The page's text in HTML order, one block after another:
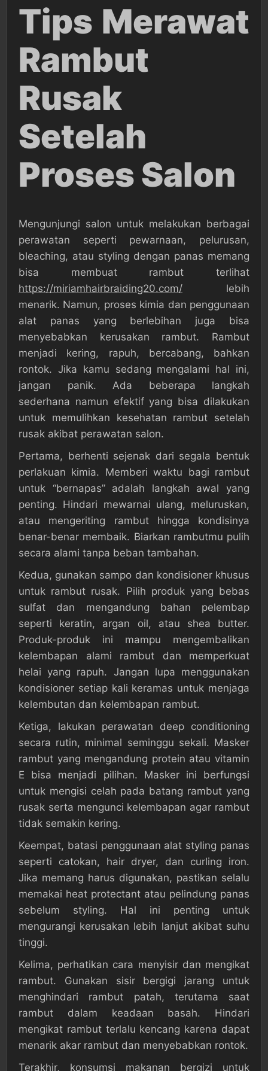
Tips Merawat
Rambut
Rusak
Setelah
Proses Salon
Mengunjungi salon untuk melakukan berbagai
perawatan seperti pewarnaan, pelurusan,
bleaching, atau styling dengan panas memang
bisa membuat rambut terlihat
https://miriamhairbraiding20.com/ lebih
menarik. Namun, proses kimia dan penggunaan
alat panas yang berlebihan juga bisa
menyebabkan kerusakan rambut. Rambut
menjadi kering, rapuh, bercabang, bahkan
rontok. Jika kamu sedang mengalami hal ini,
jangan panik. Ada beberapa langkah
sederhana namun efektif yang bisa dilakukan
untuk memulihkan kesehatan rambut setelah
rusak akibat perawatan salon.
Pertama, berhenti sejenak dari segala bentuk
perlakuan kimia. Memberi waktu bagi rambut
untuk “bernapas” adalah langkah awal yang
penting. Hindari mewarnai ulang, meluruskan,
atau mengeriting rambut hingga kondisinya
benar-benar membaik. Biarkan rambutmu pulih
secara alami tanpa beban tambahan.
Kedua, gunakan sampo dan kondisioner khusus
untuk rambut rusak. Pilih produk yang bebas
sulfat dan mengandung bahan pelembap
seperti keratin, argan oil, atau shea butter.
Produk-produk ini mampu mengembalikan
kelembapan alami rambut dan memperkuat
helai yang rapuh. Jangan lupa menggunakan
kondisioner setiap kali keramas untuk menjaga
kelembutan dan kelembapan rambut.
Ketiga, lakukan perawatan deep conditioning
secara rutin, minimal seminggu sekali. Masker
rambut yang mengandung protein atau vitamin
E bisa menjadi pilihan. Masker ini berfungsi
untuk mengisi celah pada batang rambut yang
rusak serta mengunci kelembapan agar rambut
tidak semakin kering.
Keempat, batasi penggunaan alat styling panas
seperti catokan, hair dryer, dan curling iron.
Jika memang harus digunakan, pastikan selalu
memakai heat protectant atau pelindung panas
sebelum styling. Hal ini penting untuk
mengurangi kerusakan lebih lanjut akibat suhu
tinggi.
Kelima, perhatikan cara menyisir dan mengikat
rambut. Gunakan sisir bergigi jarang untuk
menghindari rambut patah, terutama saat
rambut dalam keadaan basah. Hindari
mengikat rambut terlalu kencang karena dapat
menarik akar rambut dan menyebabkan rontok.
Terakhir, konsumsi makanan bergizi untuk